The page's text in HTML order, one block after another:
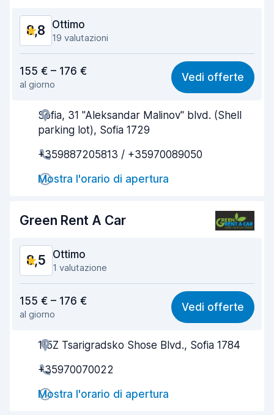
8,8 Ottimo
19 valutazioni
8,8
Facile da trovare 8,7
Gentilezza degli agenti
Condizioni dell'auto 9,1
155 € – 176 €
al giorno
Vedi offerte
Sofia, 31 "Aleksandar Malinov" blvd. (Shell
parking lot), Sofia 1729
+359887205813 / +35970089050
Mostra l'orario di apertura
Green Rent A Car
8,5 Ottimo
1 valutazione
8,6
Facile da trovare 8,2
Gentilezza degli agenti
Rapidità del ritiro
Rapidità della riconsegna
155 € – 176 €
al giorno
Vedi offerte
115Z Tsarigradsko Shose Blvd., Sofia 1784
+35970070022
Mostra l'orario di apertura